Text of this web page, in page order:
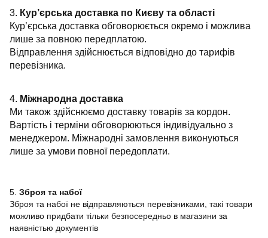
3. Кур’єрська доставка по Києву та області
Кур’єрська доставка обговорюється окремо і можлива
лише за повною передплатою.
Відправлення здійснюється відповідно до тарифів
перевізника.
4. Міжнародна доставка
Ми також здійснюємо доставку товарів за кордон.
Вартість і терміни обговорюються індивідуально з
менеджером. Міжнародні замовлення виконуються
лише за умови повної передоплати.
5. Зброя та набої
Зброя та набої не відправляються перевізниками, такі товари
можливо придбати тільки безпосередньо в магазини за
наявністью документів